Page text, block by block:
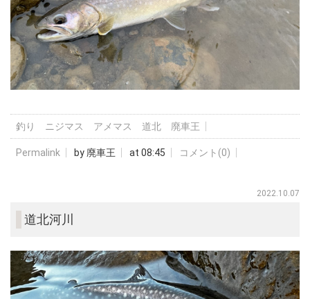
釣り ニジマス アメマス 道北 廃車王
Permalink by 廃車王 at 08:45 コメント(0)
2022.10.07
道北河川